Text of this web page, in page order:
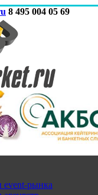
8 495 004 05 69
event-рынка